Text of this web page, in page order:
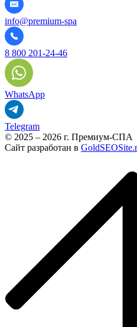
info@premium-spa
8 800 201-24-46
WhatsApp
Telegram
© 2025 – 2026 г. Премиум-СПА
Сайт разработан в